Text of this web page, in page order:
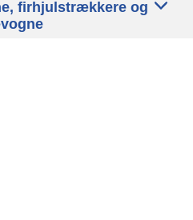
firhjulstrækkere og